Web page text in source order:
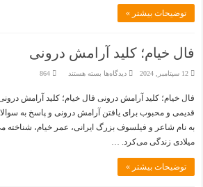
توضیحات بیشتر »
فال خیام؛ کلید آرامش درونی
12 سپتامبر, 2024 دیدگاه‌ها برای
کلید
آرامش
درونی
بسته هستند 864
فال خیام؛ کلید آرامش درونی فال خیام؛ کلید آرامش
قدیمی و محبوب برای یافتن آرامش درونی و پاسخ به
به نام شاعر و فیلسوف بزرگ ایرانی، عمر خیام، شناخته
میلادی زندگی می‌کرد. …
توضیحات بیشتر »